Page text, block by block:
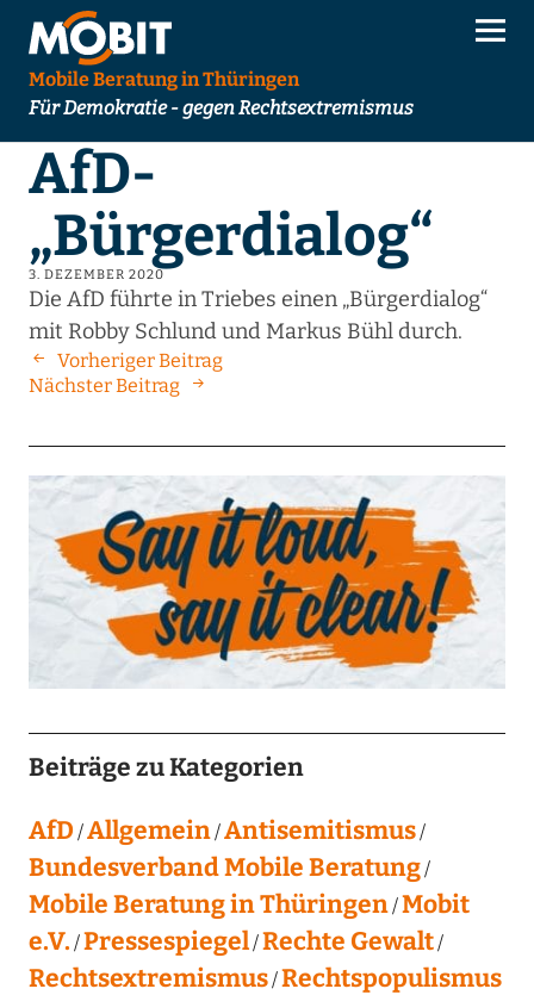
Mobile Beratung in Thüringen
Für Demokratie - gegen Rechtsextremismus
AfD-
„Bürgerdialog“
3. DEZEMBER 2020
Die AfD führte in Triebes einen „Bürgerdialog“
mit Robby Schlund und Markus Bühl durch.
Vorheriger Beitrag
Nächster Beitrag
Beiträge zu Kategorien
AfD Allgemein Antisemitismus
Bundesverband Mobile Beratung
Mobile Beratung in Thüringen Mobit
e.V. Pressespiegel Rechte Gewalt
Rechtsextremismus Rechtspopulismus